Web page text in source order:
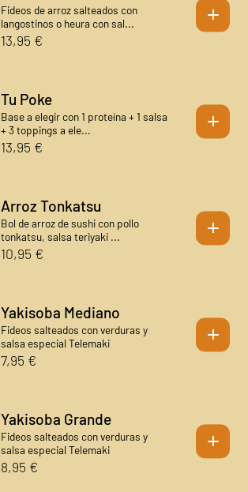
Fideos de arroz salteados con
langostinos o heura con sal...
13,95 €
+
Tu Poke
Base a elegir con 1 proteína + 1 salsa
+ 3 toppings a ele...
13,95 €
+
Arroz Tonkatsu
Bol de arroz de sushi con pollo
tonkatsu, salsa teriyaki ...
10,95 €
+
Yakisoba Mediano
Fideos salteados con verduras y
salsa especial Telemaki
7,95 €
+
Yakisoba Grande
Fideos salteados con verduras y
salsa especial Telemaki
8,95 €
+